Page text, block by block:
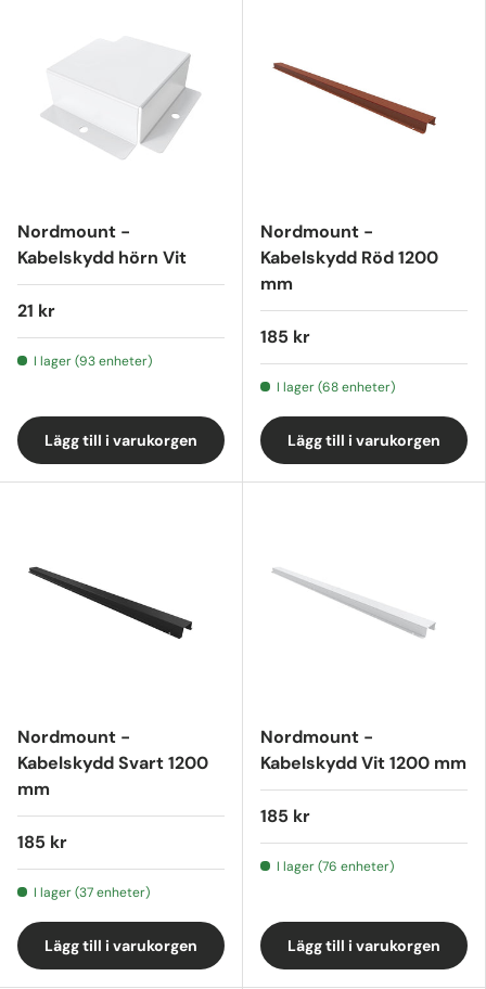
Nordmount -
Kabelskydd hörn Vit
21 kr
I lager (93 enheter)
Lägg till i varukorgen
Nordmount -
Kabelskydd Röd 1200
mm
185 kr
I lager (68 enheter)
Lägg till i varukorgen
Nordmount -
Kabelskydd Svart 1200
mm
185 kr
I lager (37 enheter)
Lägg till i varukorgen
Nordmount -
Kabelskydd Vit 1200 mm
185 kr
I lager (76 enheter)
Lägg till i varukorgen